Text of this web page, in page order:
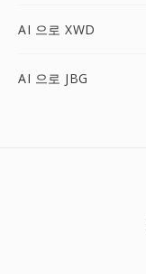
AI 으로 XWD
AI 으로 JBG